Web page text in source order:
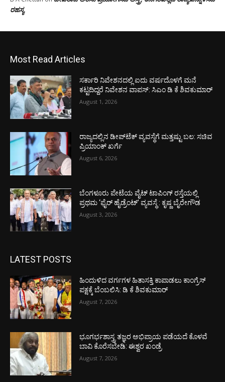
ರಹಸ್ಯ
Most Read Articles
ಸರ್ಕಾರಿ ನಿವೇಶನದಲ್ಲಿ ಐದು ವರ್ಷದೊಳಗೆ ಮನೆ
ಕಟ್ಟದಿದ್ದರೆ ನಿವೇಶನ ವಾಪಸ್: ಸಿಎಂ ಡಿ ಕೆ ಶಿವಕುಮಾರ್
August 1, 2026
ರಾಜ್ಯದಲ್ಲಿನ ಡೀಪ್‌ಟೆಕ್‌ ವ್ಯವಸ್ಥೆಗೆ ಮತ್ತಷ್ಟು ಬಲ: ಸಚಿವ
ಪ್ರಿಯಾಂಕ್ ಖರ್ಗೆ
August 6, 2026
ಬೆಂಗಳೂರು ಪೇಟೆಯ ವೈಟ್ ಟಾಪಿಂಗ್ ರಸ್ತೆಯಲ್ಲಿ
ಪ್ರಥಮ ‘ಫೈರ್ ಹೈಡ್ರೆಂಟ್’ ವ್ಯವಸ್ಥೆ : ಕೃಷ್ಣ ಬೈರೇಗೌಡ
August 3, 2026
LATEST POSTS
ಹಿಂದುಳಿದ ವರ್ಗಗಳ ಹಿತಾಸಕ್ತಿ ಕಾಪಾಡಲು ಕಾಂಗ್ರೆಸ್
ಪಕ್ಷಕ್ಕೆ ಬೆಂಬಲಿಸಿ: ಡಿ ಕೆ ಶಿವಕುಮಾರ್
August 7, 2026
ಭೂಗರ್ಭಶಾಸ್ತ್ರ ತಜ್ಞರ ಅಭಿಪ್ರಾಯ ಪಡೆಯದೆ ಕೊಳವೆ
ಬಾವಿ ಕೊರೆಸಬೇಡಿ: ಈಶ್ವರ ಖಂಡ್ರೆ
August 7, 2026